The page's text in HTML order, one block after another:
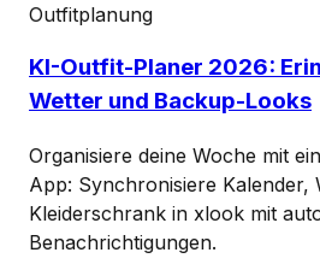
Outfitplanung
KI-Outfit-Planer 2026:
Wetter und Backup-Looks
Organisiere deine Woche mit
App: Synchronisiere Kalender,
Kleiderschrank in xlook mit
Benachrichtigungen.